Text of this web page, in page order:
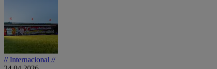
// Internacional //